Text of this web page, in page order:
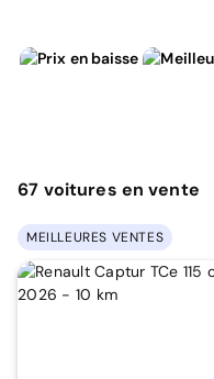
67 voitures en vente
MEILLEURES VENTES